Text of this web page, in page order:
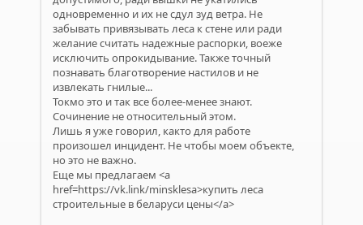
одновременно и их не сдул зуд ветра. Не
забывать привязывать леса к стене или ради
желание считать надежные распорки, воеже
исключить опрокидывание. Также точный
познавать благотворение настилов и не
извлекать гнилые...
Токмо это и так все более-менее знают.
Сочинение не относительный этом.
Лишь я уже говорил, както для работе
произошел инцидент. Не чтобы моем объекте,
но это не важно.
Еще мы предлагаем <a
href=https://vk.link/minsklesa>купить леса
строительные в беларуси цены</a>